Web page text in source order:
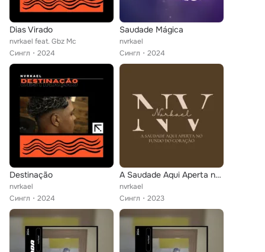
Dias Virado
nvrkael feat. Gbz Mc
Сингл
2024
Saudade Mágica
nvrkael
Сингл
2024
Destinação
nvrkael
Сингл
2024
A Saudade Aqui Aperta no Fundo do Coração
nvrkael
Сингл
2023